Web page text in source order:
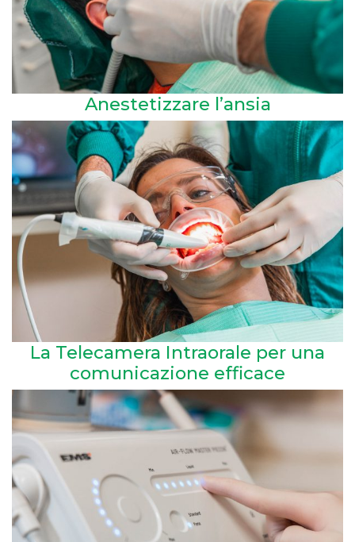
Anestetizzare l’ansia
La Telecamera Intraorale per una
comunicazione efficace